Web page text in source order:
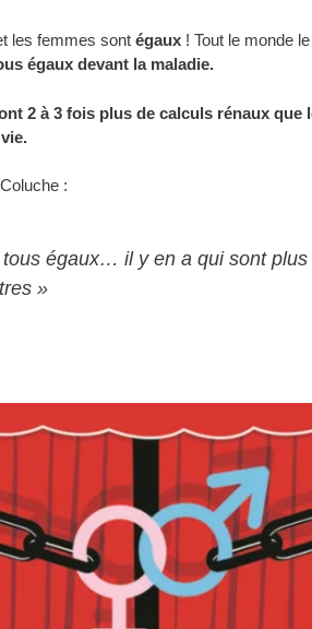
les femmes sont égaux ! Tout le monde
égaux devant la maladie.
2 à 3 fois plus de calculs rénaux que
:
égaux… il y en a qui sont plus
»